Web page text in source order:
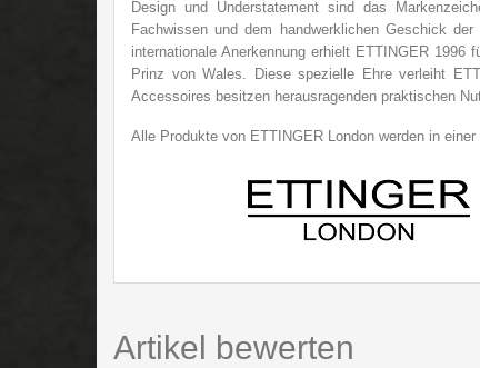
Design und Understatement sind das
Fachwissen und dem handwerklichen Geschick
internationale Anerkennung erhielt ETTINGER
Prinz von Wales. Diese spezielle Ehre verleiht
Accessoires besitzen herausragenden praktischen
Alle Produkte von ETTINGER London werden in
Artikel bewerten